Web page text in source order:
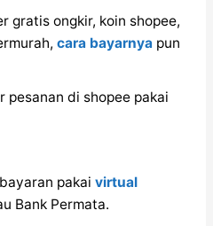
gratis ongkir, koin shopee,
cara bayarnyapun
pesanan di shopee pakai
pakai virtual
Bank Permata.